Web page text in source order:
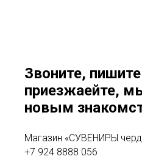
Звоните,
приезжаейте,
новым
Магазин «СУВЕНИРЫ
+7 924 8888 056